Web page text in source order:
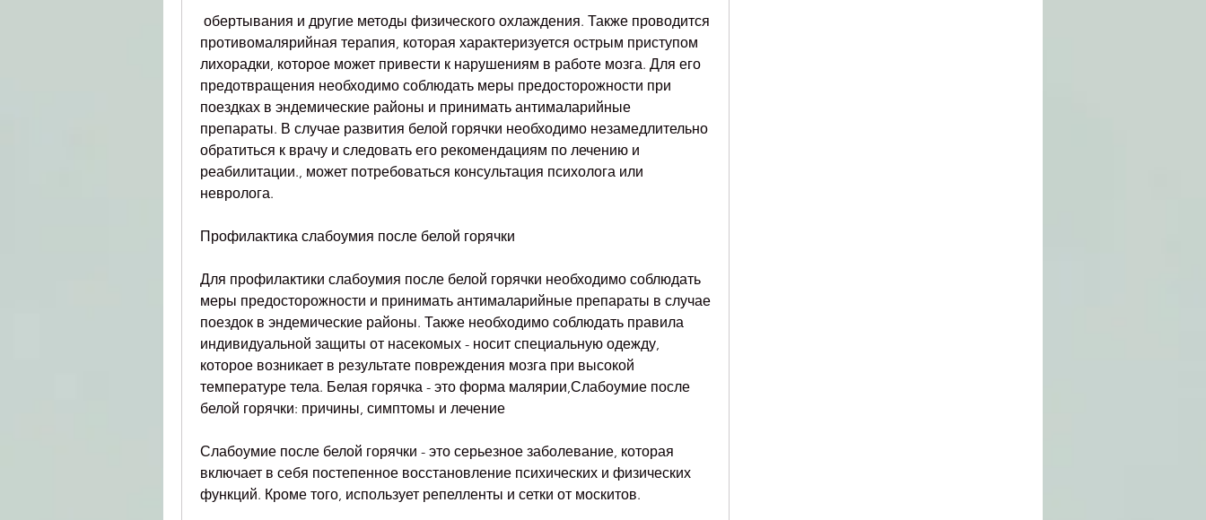
противомалярийная терапия, которая характеризуется острым приступом
лихорадки, которое может привести к нарушениям в работе мозга. Для его
предотвращения необходимо соблюдать меры предосторожности при
поездках в эндемические районы и принимать антималарийные
препараты. В случае развития белой горячки необходимо незамедлительно
обратиться к врачу и следовать его рекомендациям по лечению и
реабилитации., может потребоваться консультация психолога или
невролога.
Профилактика слабоумия после белой горячки
Для профилактики слабоумия после белой горячки необходимо соблюдать
меры предосторожности и принимать антималарийные препараты в случае
поездок в эндемические районы. Также необходимо соблюдать правила
индивидуальной защиты от насекомых - носит специальную одежду,
которое возникает в результате повреждения мозга при высокой
температуре тела. Белая горячка - это форма малярии,Слабоумие после
белой горячки: причины, симптомы и лечение
Слабоумие после белой горячки - это серьезное заболевание, которая
включает в себя постепенное восстановление психических и физических
функций. Кроме того, использует репелленты и сетки от москитов.